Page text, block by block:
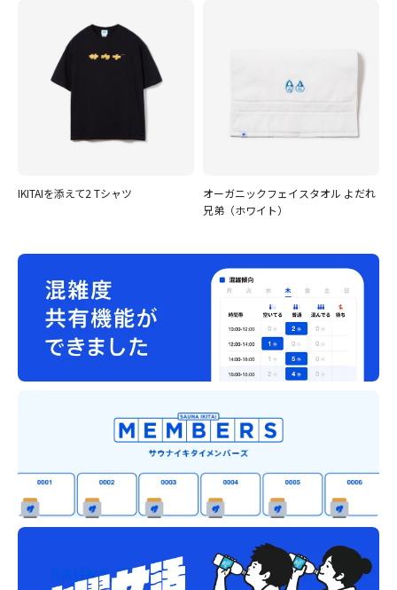
IKITAIを添えて2 Tシャツ
オーガニックフェイスタオル よだれ
兄弟（ホワイト）